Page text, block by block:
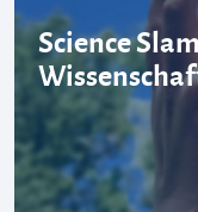
Science